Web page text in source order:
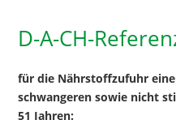
D-A-CH-
für die Nährstoffzufuhr
schwangeren sowie nicht
51 Jahren: